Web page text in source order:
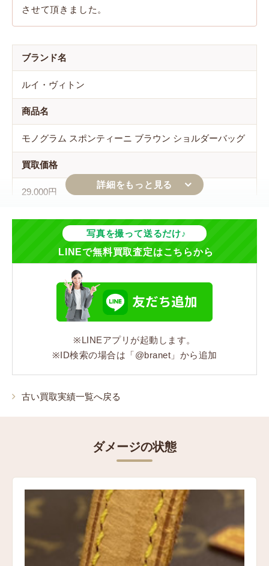
させて頂きました。
ブランド名
ルイ・ヴィトン
商品名
モノグラム スポンティーニ ブラウン ショルダーバッグ
買取価格
29,000円
ジャンル
モノグラム
状態:Cランク レザーの劣化、内側の剥がれ、バッグの
写真を撮って送るだけ♪
LINEで無料買取査定はこちらから
※LINEアプリが起動します。
※ID検索の場合は「@branet」から追加
古い買取実績一覧へ戻る
ダメージの状態